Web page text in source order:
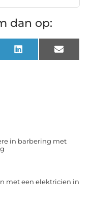
dan op:
LinkedInEmail
in barbering met
met een elektricien in